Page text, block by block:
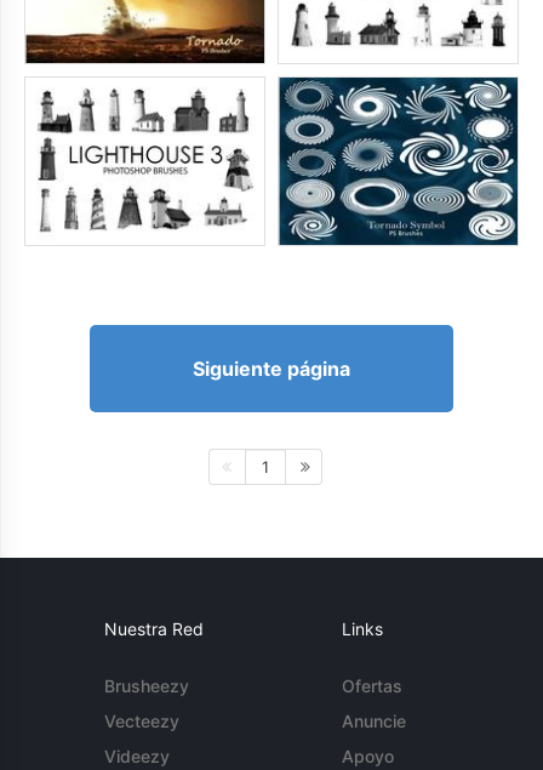
Siguiente página
1
Nuestra Red
Brusheezy
Vecteezy
Videezy
Links
Ofertas
Anuncie
Apoyo